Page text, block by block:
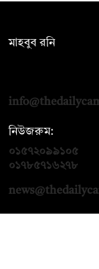
মাহবুব রনি
নিউজরুম:
০১৫৭২০৯৯১০৫
০১৭৮৫৭১৬২৭৮